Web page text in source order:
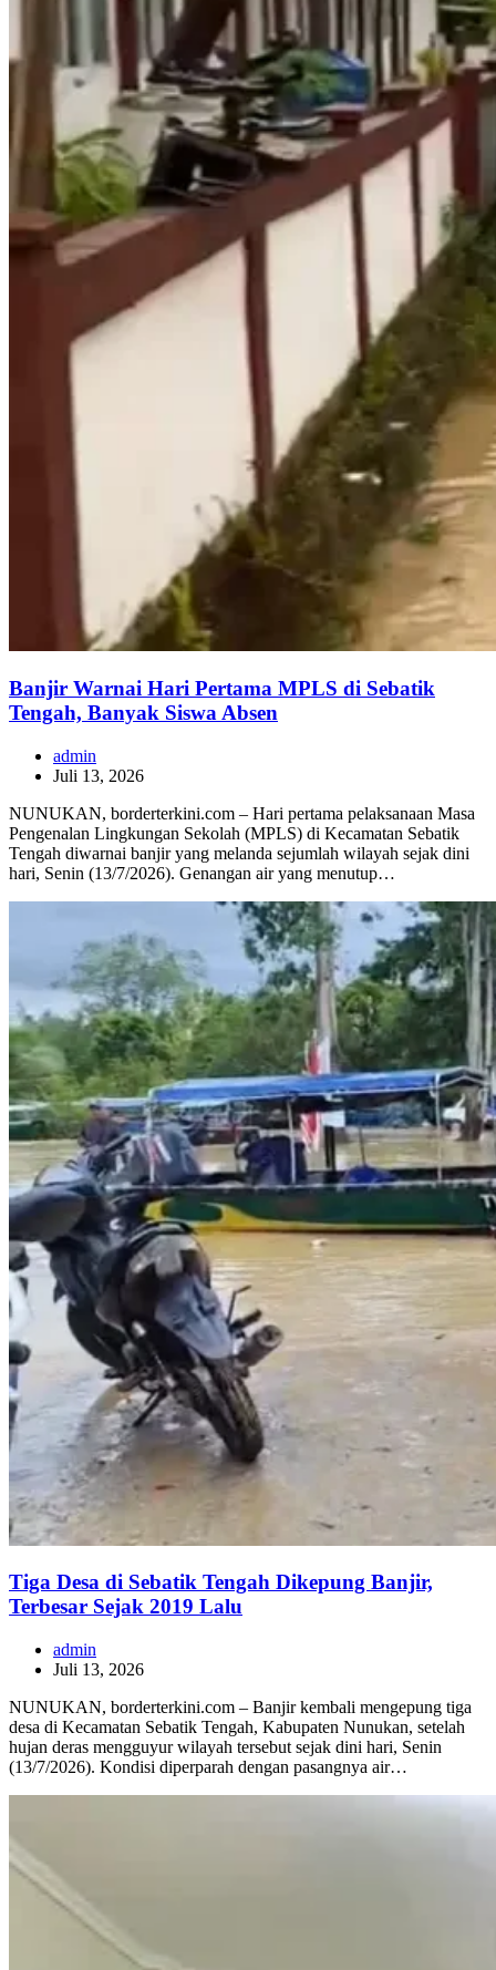
Banjir Warnai Hari Pertama MPLS di Sebatik
Tengah, Banyak Siswa Absen
admin
Juli 13, 2026
NUNUKAN, borderterkini.com – Hari pertama pelaksanaan Masa
Pengenalan Lingkungan Sekolah (MPLS) di Kecamatan Sebatik
Tengah diwarnai banjir yang melanda sejumlah wilayah sejak dini
hari, Senin (13/7/2026). Genangan air yang menutup…
Tiga Desa di Sebatik Tengah Dikepung Banjir,
Terbesar Sejak 2019 Lalu
admin
Juli 13, 2026
NUNUKAN, borderterkini.com – Banjir kembali mengepung tiga
desa di Kecamatan Sebatik Tengah, Kabupaten Nunukan, setelah
hujan deras mengguyur wilayah tersebut sejak dini hari, Senin
(13/7/2026). Kondisi diperparah dengan pasangnya air…